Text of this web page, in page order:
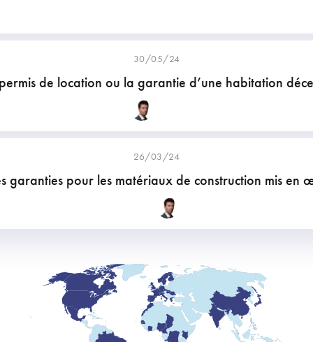
30/05/24
de location ou la garantie d’une habitation
26/03/24
garanties pour les matériaux de construction mis en